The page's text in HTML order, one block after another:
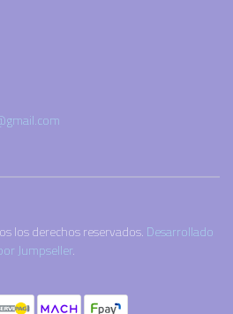
los derechos reservados. Desarrollado
Jumpseller.